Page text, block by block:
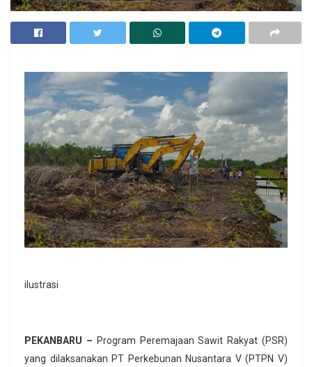
ilustrasi
PEKANBARU – Program Peremajaan Sawit Rakyat (PSR)
yang dilaksanakan PT Perkebunan Nusantara V (PTPN V)